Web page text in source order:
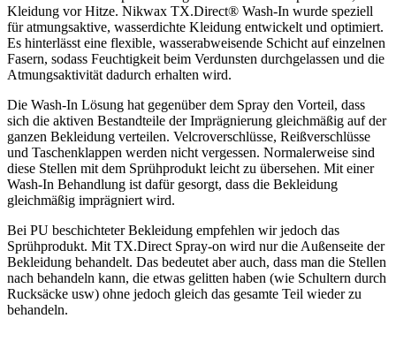
Kleidung vor Hitze. Nikwax TX.Direct® Wash-In wurde speziell
für atmungsaktive, wasserdichte Kleidung entwickelt und optimiert.
Es hinterlässt eine flexible, wasserabweisende Schicht auf einzelnen
Fasern, sodass Feuchtigkeit beim Verdunsten durchgelassen und die
Atmungsaktivität dadurch erhalten wird.
Die Wash-In Lösung hat gegenüber dem Spray den Vorteil, dass
sich die aktiven Bestandteile der Imprägnierung gleichmäßig auf der
ganzen Bekleidung verteilen. Velcroverschlüsse, Reißverschlüsse
und Taschenklappen werden nicht vergessen. Normalerweise sind
diese Stellen mit dem Sprühprodukt leicht zu übersehen. Mit einer
Wash-In Behandlung ist dafür gesorgt, dass die Bekleidung
gleichmäßig imprägniert wird.
Bei PU beschichteter Bekleidung empfehlen wir jedoch das
Sprühprodukt. Mit TX.Direct Spray-on wird nur die Außenseite der
Bekleidung behandelt. Das bedeutet aber auch, dass man die Stellen
nach behandeln kann, die etwas gelitten haben (wie Schultern durch
Rucksäcke usw) ohne jedoch gleich das gesamte Teil wieder zu
behandeln.